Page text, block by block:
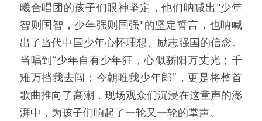
曦合唱团的孩子们眼神坚定，他们呐喊出"少年
智则国智，少年强则国强"的坚定誓言，也呐喊
出了当代中国少年心怀理想、励志强国的信念。
当唱到“少年自有少年狂，心似骄阳万丈光；千
难万挡我去闯；今朝唯我少年郎”，更是将整首
歌曲推向了高潮，现场观众们沉浸在这童声的澎
湃中，为孩子们响起了一轮又一轮的掌声。